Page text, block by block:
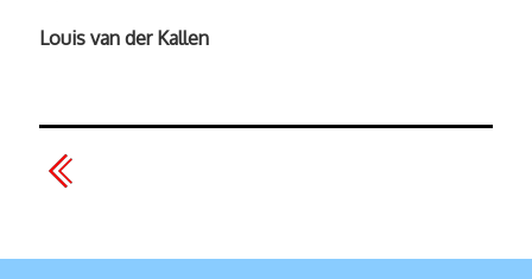
Louis van der Kallen